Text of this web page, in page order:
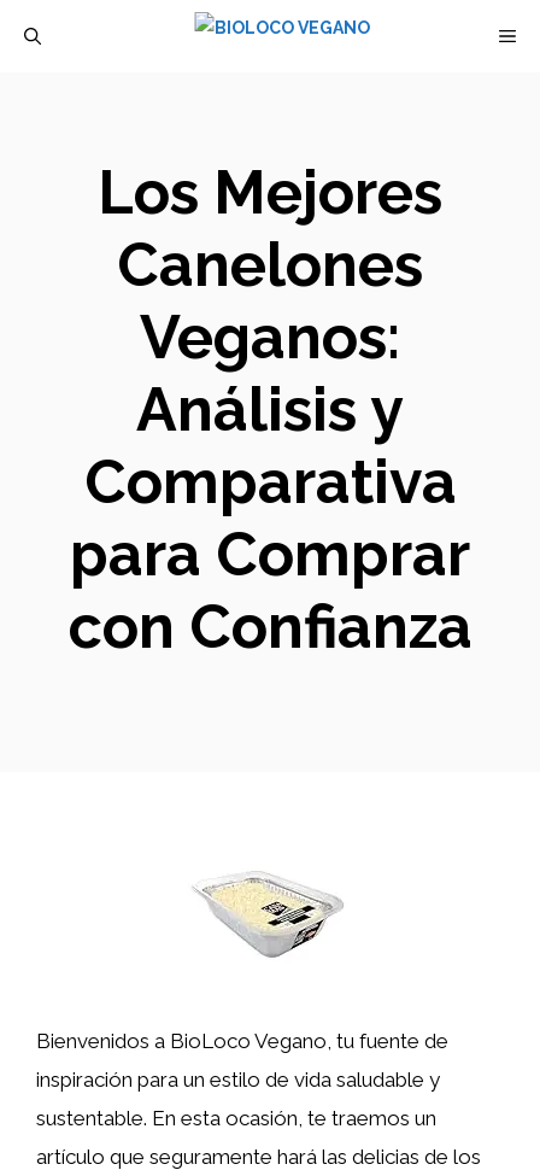
Los Mejores
Canelones
Veganos:
Análisis y
Comparativa
para Comprar
con Confianza
Bienvenidos a BioLoco Vegano, tu fuente de
inspiración para un estilo de vida saludable y
sustentable. En esta ocasión, te traemos un
artículo que seguramente hará las delicias de los